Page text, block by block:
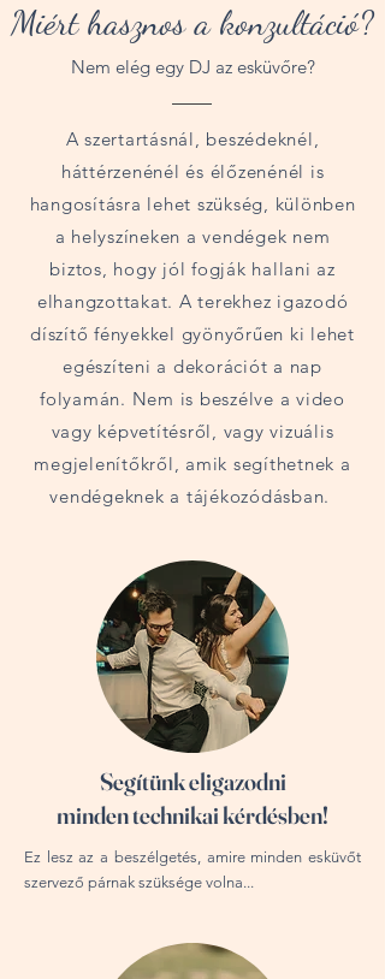
Miért hasznos a konzultáció?
Nem elég egy DJ az esküvőre?
A szertartásnál, beszédeknél,
háttérzenénél és élőzenénél is
hangosításra lehet szükség, különben
a helyszíneken a vendégek nem
biztos, hogy jól fogják hallani az
elhangzottakat. A terekhez igazodó
díszítő fényekkel gyönyőrűen ki lehet
egészíteni a dekorációt a nap
folyamán. Nem is beszélve a video
vagy képvetítésről, vagy vizuális
megjelenítőkről, amik segíthetnek a
vendégeknek a tájékozódásban.
Segítünk eligazodni
minden technikai kérdésben!
Ez lesz az a beszélgetés, amire minden esküvőt
szervező párnak szüksége volna...